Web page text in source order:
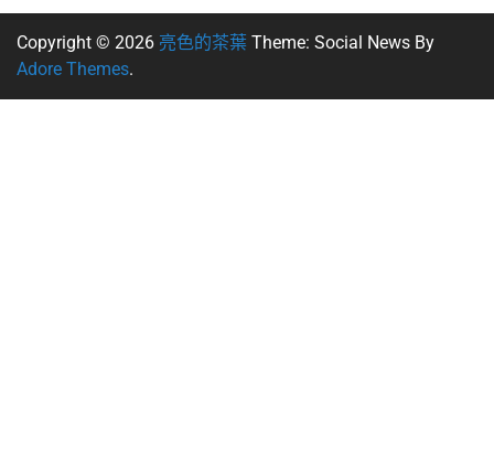
Copyright © 2026 亮色的茶葉 Theme: Social News By
Adore Themes.